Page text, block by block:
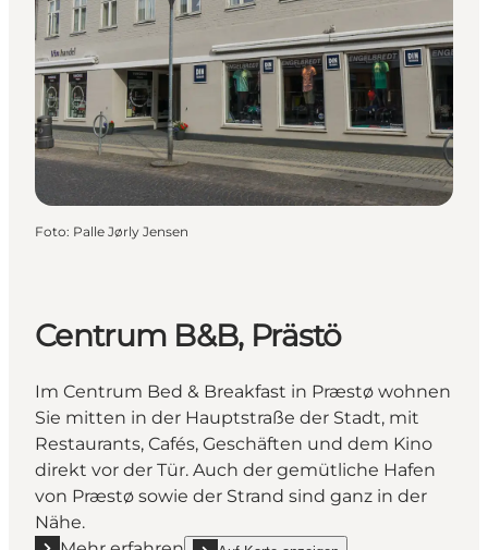
Foto: Palle Jørly Jensen
Centrum B&B, Prästö
Im Centrum Bed & Breakfast in Præstø wohnen
Sie mitten in der Hauptstraße der Stadt, mit
Restaurants, Cafés, Geschäften und dem Kino
direkt vor der Tür. Auch der gemütliche Hafen
von Præstø sowie der Strand sind ganz in der
Nähe.